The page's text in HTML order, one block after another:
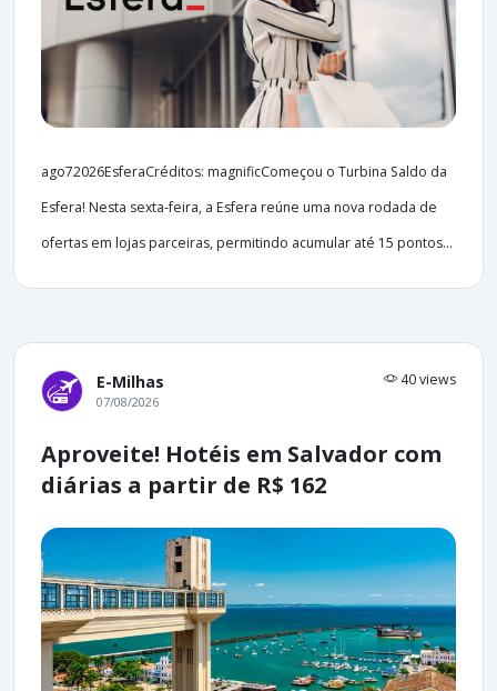
ago72026EsferaCréditos: magnificComeçou o Turbina Saldo da
Esfera! Nesta sexta-feira, a Esfera reúne uma nova rodada de
ofertas em lojas parceiras, permitindo acumular até 15 pontos...
E-Milhas 40 views
07/08/2026
Aproveite! Hotéis em Salvador com
diárias a partir de R$ 162